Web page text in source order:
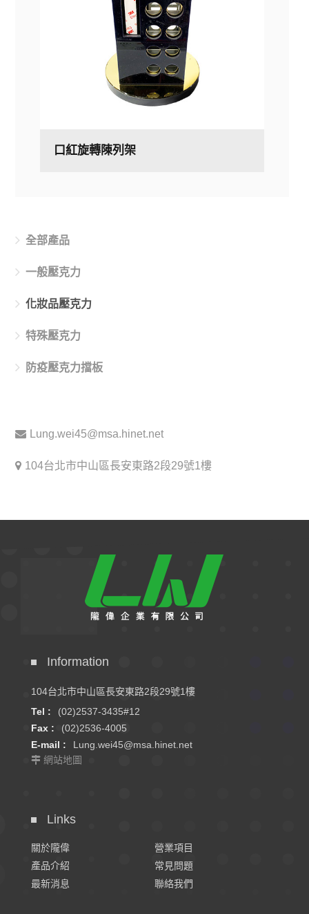
口紅旋轉陳列架
全部產品
一般壓克力
化妝品壓克力
特殊壓克力
防疫壓克力擋板
Lung.wei45@msa.hinet.net
104台北市中山區長安東路2段29號1樓
Information
104台北市中山區長安東路2段29號1樓
Tel :
(02)2537-3435#12
Fax :
(02)2536-4005
E-mail :
Lung.wei45@msa.hinet.net
網站地圖
Links
關於隴偉
營業項目
產品介紹
常見問題
最新消息
聯絡我們